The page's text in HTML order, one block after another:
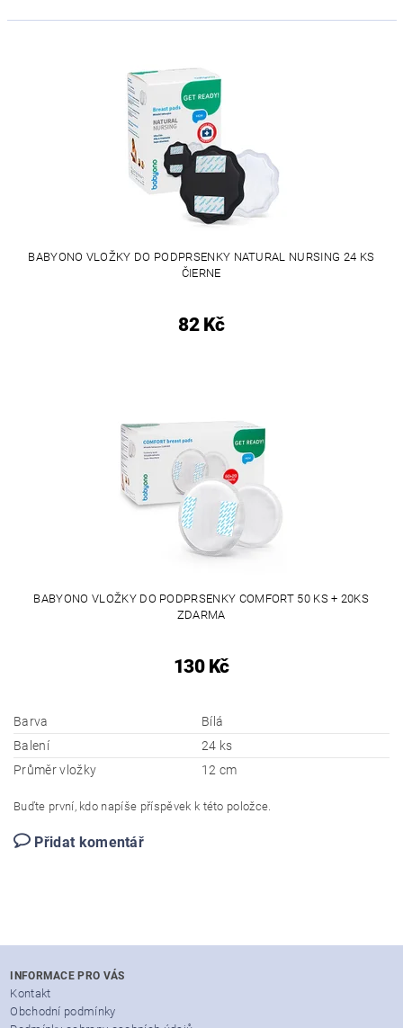
BABYONO VLOŽKY DO PODPRSENKY NATURAL NURSING 24 KS
ČIERNE
82 Kč
BABYONO VLOŽKY DO PODPRSENKY COMFORT 50 KS + 20KS
ZDARMA
130 Kč
Barva
Bílá
Balení
24 ks
Průměr vložky
12 cm
Buďte první, kdo napíše příspěvek k této položce.
Přidat komentář
INFORMACE PRO VÁS
Kontakt
Obchodní podmínky